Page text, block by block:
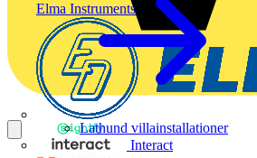
Elma Instruments
Interact
Lathund villainstallationer